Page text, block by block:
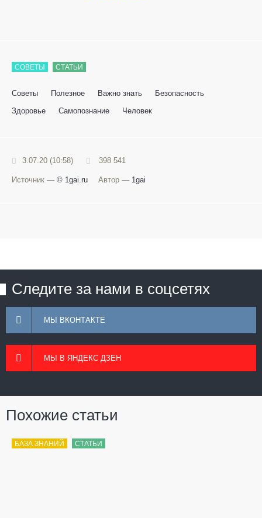
СОВЕТЫ СТАТЬИ
Советы Полезное Важно знать
Безопасность
Здоровье
Самопознание Человек
3.07.20 (10:58) 398 541
Источник — © 1gai.ru Автор — 1gai
Следите за нами в соцсетях
МЫ ВКОНТАКТЕ
МЫ В ЯНДЕКС ДЗЕН
Похожие статьи
БАЗА ЗНАНИЙ СТАТЬИ